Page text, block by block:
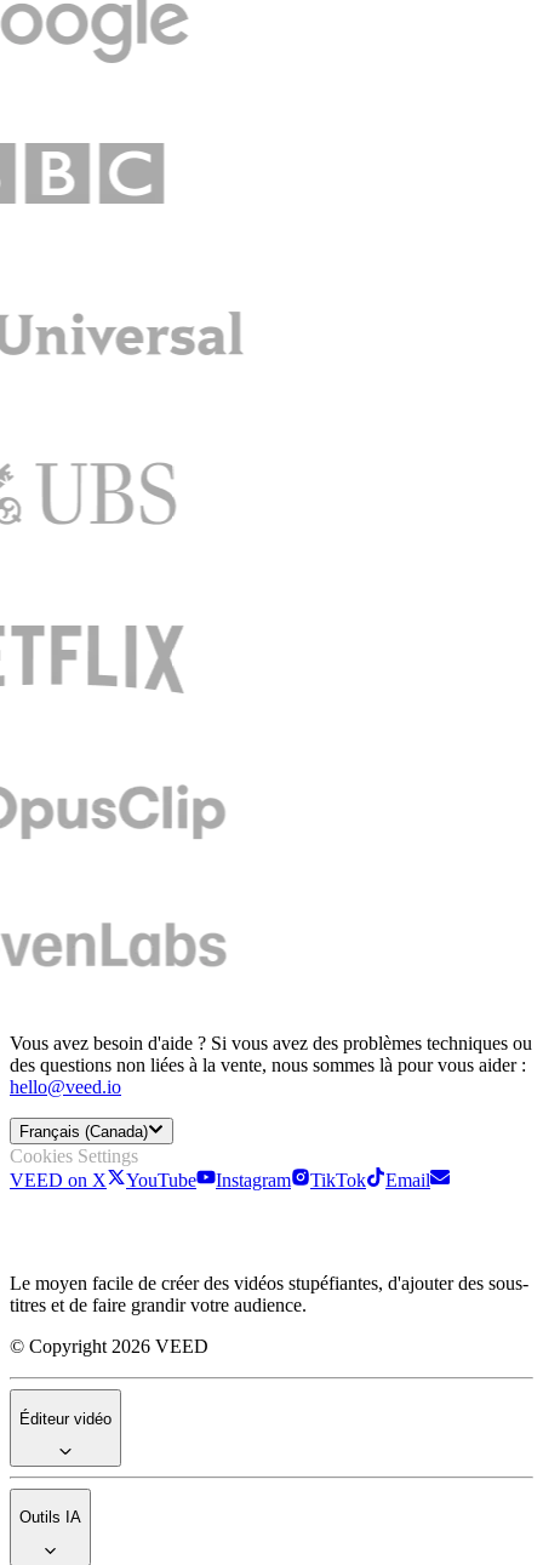
Vous avez besoin d'aide ? Si vous avez des problèmes techniques ou
des questions non liées à la vente, nous sommes là pour vous aider :
hello@veed.io
Français (Canada)
Cookies Settings
VEED on X
YouTube Instagram TikTok Email
Le moyen facile de créer des vidéos stupéfiantes, d'ajouter des sous-
titres et de faire grandir votre audience.
© Copyright 2026 VEED
Éditeur vidéo
Outils IA